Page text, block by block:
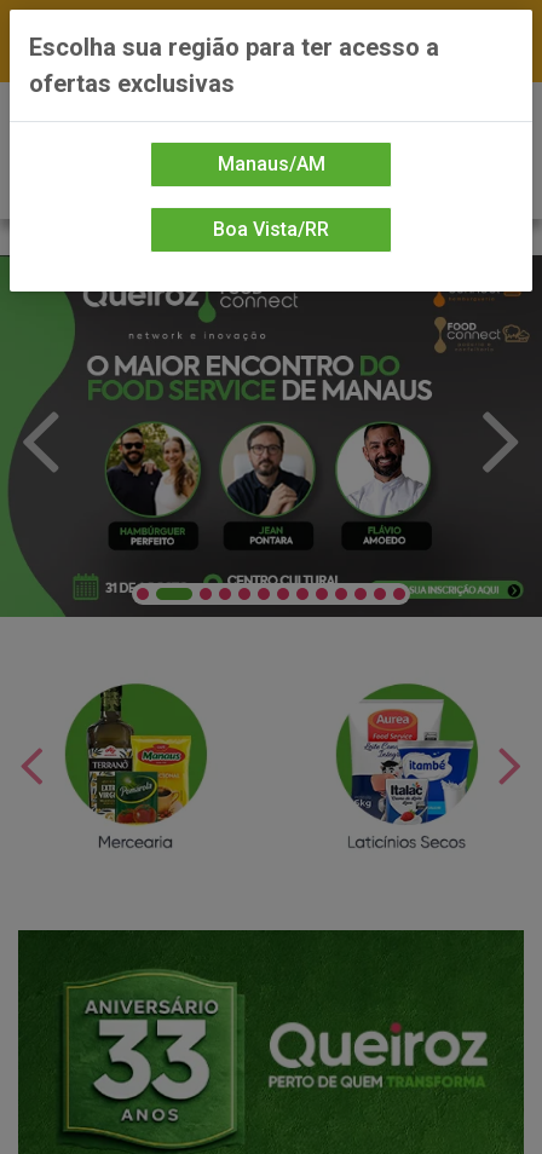
*Preços exclusivos do site — Entrega em até 24h
Escolha sua região para ter acesso a
ofertas exclusivas
Manaus/AM
Boa Vista/RR